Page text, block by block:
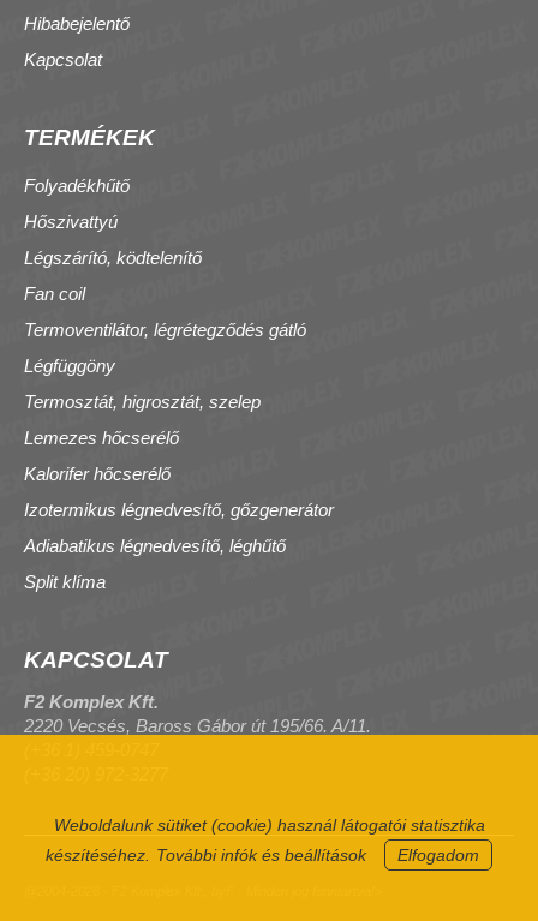
Weboldalunk sütiket (cookie) használ látogatói statisztika
készítéséhez.
További infók és beállítások Elfogadom
Hibabejelentő
Kapcsolat
TERMÉKEK
Folyadékhűtő
Hőszivattyú
Légszárító, ködtelenítő
Fan coil
Termoventilátor, légrétegződés gátló
Légfüggöny
Termosztát, higrosztát, szelep
Lemezes hőcserélő
Kalorifer hőcserélő
Izotermikus légnedvesítő, gőzgenerátor
Adiabatikus légnedvesítő, léghűtő
Split klíma
KAPCSOLAT
F2 Komplex Kft.
2220 Vecsés, Baross Gábor út 195/66. A/11.